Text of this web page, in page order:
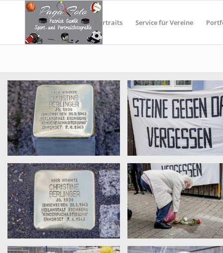
Portraits Service für Vereine